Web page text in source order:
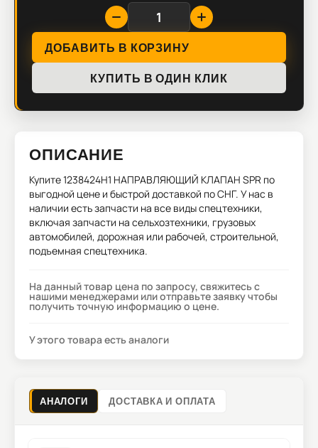
ДОБАВИТЬ В КОРЗИНУ
КУПИТЬ В ОДИН КЛИК
ОПИСАНИЕ
Купите1238424H1 НАПРАВЛЯЮЩИЙ КЛАПАН SPR по
выгодной цене и быстрой доставкой по СНГ. У нас в
наличии есть запчасти на все виды спецтехники,
включая запчасти на сельхозтехники, грузовых
автомобилей, дорожная или рабочей, строительной,
подъемная спецтехника.
На данный товар цена по запросу, свяжитесь с
нашими менеджерами или отправьте заявку чтобы
получить точную информацию о цене.
У этого товара есть аналоги
АНАЛОГИ ДОСТАВКА И ОПЛАТА